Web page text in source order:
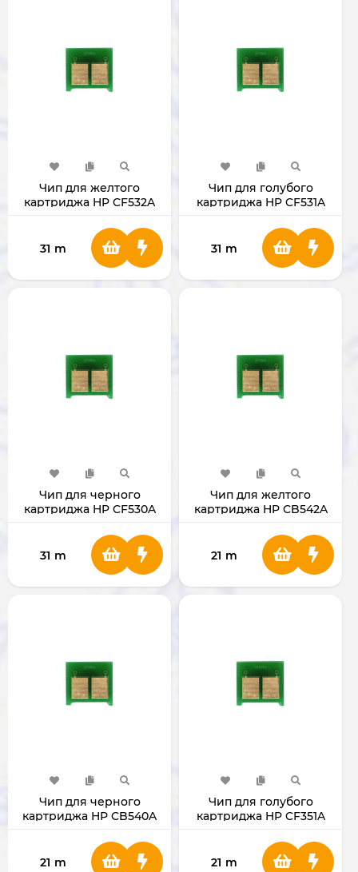
Чип для желтого
картриджа HP CF532A
31 m
Чип для голубого
картриджа HP CF531A
31 m
Чип для черного
картриджа HP CF530A
31 m
Чип для желтого
картриджа HP CB542A
21 m
Чип для черного
картриджа HP CB540A
21 m
Чип для голубого
картриджа HP CF351A
21 m